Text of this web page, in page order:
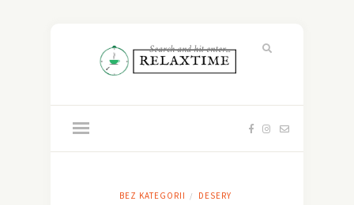
BEZ KATEGORII / DESERY